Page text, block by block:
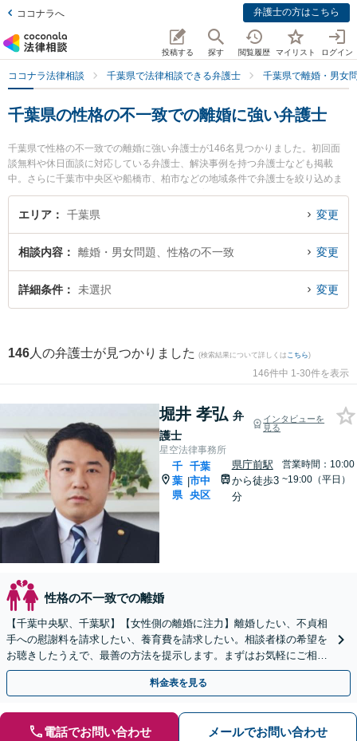
ココナラへ 弁護士の方はこちら
投稿する 探す 閲覧履歴 マイリスト ログイン
ココナラ法律相談 千葉県で法律相談できる弁護士 千葉県で離婚・男女
千葉県の性格の不一致での離婚に強い弁護士
千葉県で性格の不一致での離婚に強い弁護士が146名見つかりました。初回面
談無料や休日面談に対応している弁護士、解決事例を持つ弁護士なども掲載
中。さらに千葉市中央区や船橋市、柏市などの地域条件で弁護士を絞り込めま
す。離婚・男女問題に関係する財産分与や養育費、親権等の細かな分野での絞
り込み検索もでき便利です。特に星空法律事務所の堀井 孝弘弁護士やネクスパ
が注目されています。『千葉県で土日や夜間に発生した性格の不一致での離婚
のトラブルを今すぐに弁護士に相談したい』『性格の不一致での離婚のトラブ
ル解決の実績豊富な近くの弁護士を検索したい』『初回相談無料で性格の不一
エリア 千葉県 変更
相談内容 離婚・男女問題、性格の不一致 変更
詳細条件 未選択 変更
146 人の弁護士が見つかりました (検索結果について詳しくは こちら)
146件中 1-30件を表示
堀井 孝弘 弁
護士
インタビューを
見る
星空法律事務所
千
葉
県
|
千葉
市中
央区
県庁前駅
から徒歩3
分
営業時間：10:00
~19:00（平日）
性格の不一致での離婚
【千葉中央駅、千葉駅】【女性側の離婚に注力】離婚したい、不貞相
手への慰謝料を請求したい、養育費を請求したい。相談者様の希望を
お聴きしたうえで、最善の方法を提示します。まずはお気軽にご相談
ください【午後5時以降、休日相談可】
料金表を見る
電話でお問い合わせ メールでお問い合わせ